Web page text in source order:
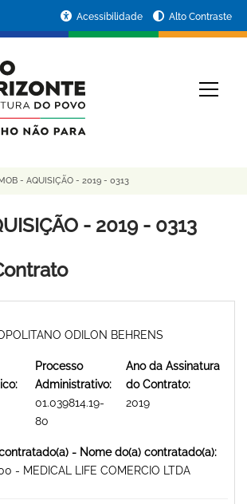
Acessibilidade Alto Contraste
- AQUISIÇÃO - 2019 - 0313
- 2019 - 0313
ODILON BEHRENS
Processo
Administrativo:
01.039814.19-
80
Ano da Assinatura
do Contrato:
2019
- Nome do(a) contratado(a):
- MEDICAL LIFE COMERCIO LTDA